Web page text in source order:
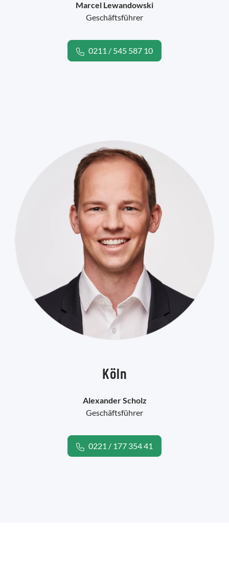
Marcel Lewandowski
Geschäftsführer
0211 / 545 587 10
Köln
Alexander Scholz
Geschäftsführer
0221 / 177 354 41